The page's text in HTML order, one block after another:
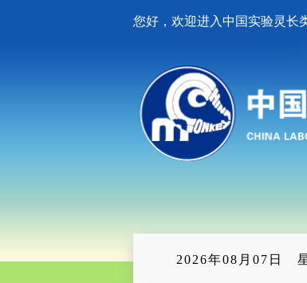
您好，欢迎进入中国实验灵长
2026年08月07日 星